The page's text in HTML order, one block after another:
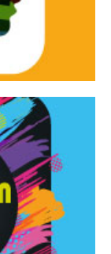
I Edizione